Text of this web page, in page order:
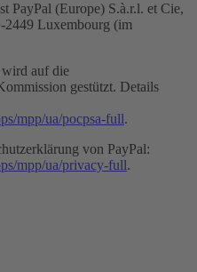
PayPal (Europe) S.à.r.l. et Cie,
Luxembourg (im
auf die
gestützt. Details
mpp/ua/pocpsa-full.
von PayPal:
mpp/ua/privacy-full.